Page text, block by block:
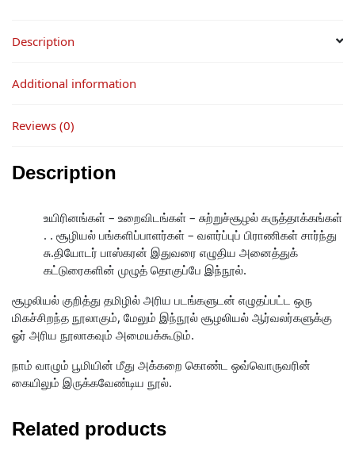
Description
Additional information
Reviews (0)
Description
உயிரினங்கள் – உறைவிடங்கள் – சுற்றுச்சூழல் கருத்தாக்கங்கள்
. . சூழியல் பங்களிப்பாளர்கள் – வளர்ப்புப் பிராணிகள் சார்ந்து
சு.தியோடர் பாஸ்கரன் இதுவரை எழுதிய அனைத்துக்
கட்டுரைகளின் முழுத் தொகுப்பே இந்நூல்.
சூழலியல் குறித்து தமிழில் அரிய படங்களுடன் எழுதப்பட்ட ஒரு
மிகச்சிறந்த நூலாகும், மேலும் இந்நூல் சூழலியல் ஆர்வலர்களுக்கு
ஓர் அரிய நூலாகவும் அமையக்கூடும்.
நாம் வாழும் பூமியின் மீது அக்கறை கொண்ட ஒவ்வொருவரின்
கையிலும் இருக்கவேண்டிய நூல்.
Related products